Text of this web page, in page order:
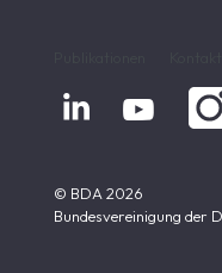
 
© BDA 2026
Bundesvereinigung der